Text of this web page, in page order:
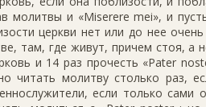
молитвы и «Miserere mei», и
церкви нет или до нее
там, где живут, причем стоя, а
и 14 раз прочесть «Pater
читать молитву столько раз,
если только сами